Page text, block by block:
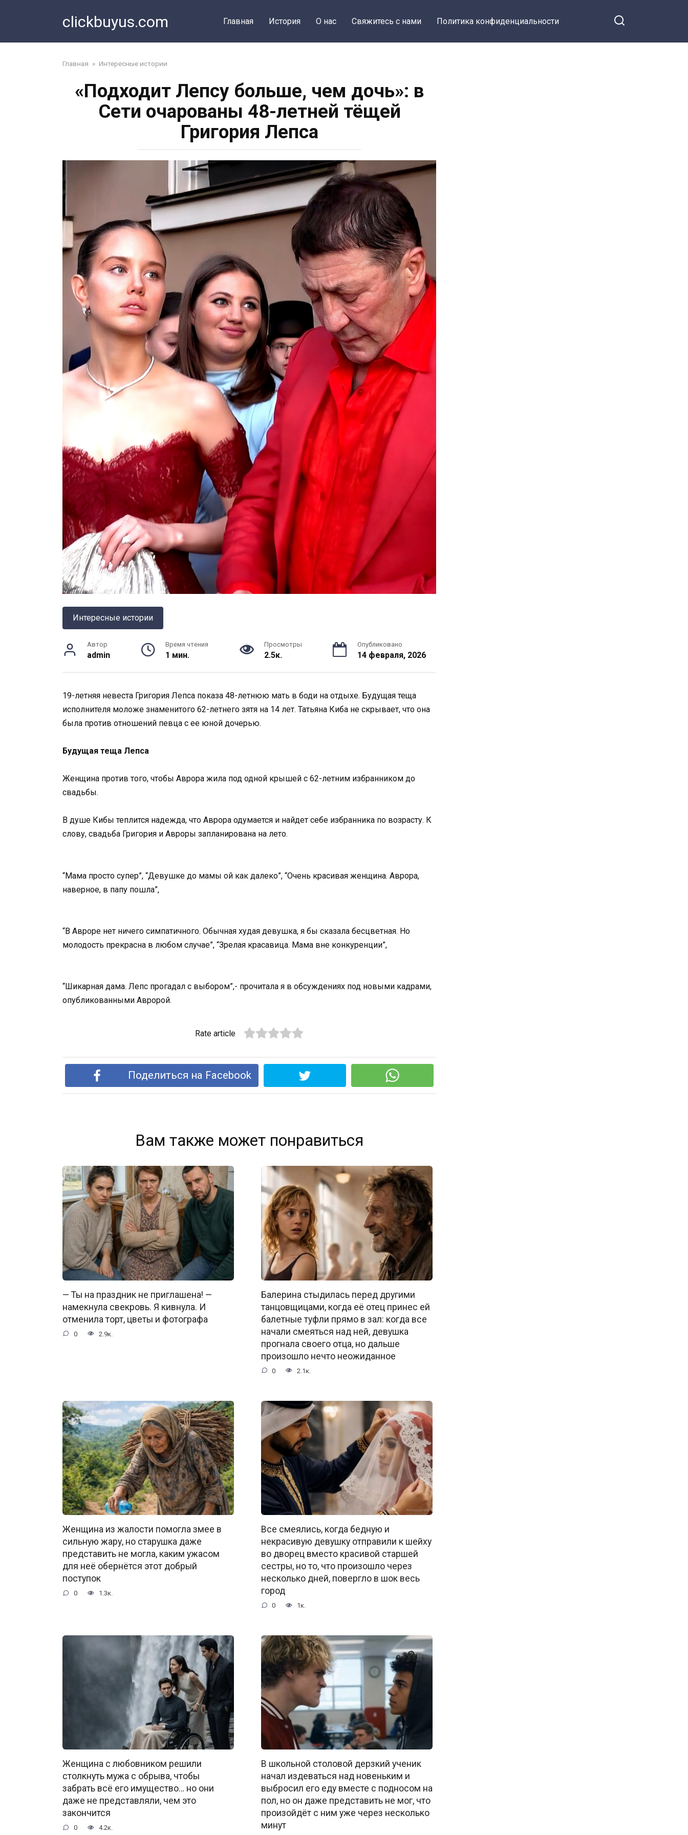
clickbuyus.com Главная История О нас Свяжитесь с нами Политика конфиденциальности
Главная » Интересные истории
«Подходит Лепсу больше, чем дочь»: в
Сети очарованы 48-летней тёщей
Григория Лепса
Интересные истории
Автор
admin
Время чтения
1 мин.
Просмотры
2.5к.
Опубликовано
14 февраля, 2026
19-летняя невеста Григория Лепса показа 48-летнюю мать в боди на отдыхе. Будущая теща
исполнителя моложе знаменитого 62-летнего зятя на 14 лет. Татьяна Киба не скрывает, что она
была против отношений певца с ее юной дочерью.
Будущая теща Лепса
Женщина против того, чтобы Аврора жила под одной крышей с 62-летним избранником до
свадьбы.
В душе Кибы теплится надежда, что Аврора одумается и найдет себе избранника по возрасту. К
слову, свадьба Григория и Авроры запланирована на лето.
“Мама просто супер”, “Девушке до мамы ой как далеко”, “Очень красивая женщина. Аврора,
наверное, в папу пошла”,
“В Авроре нет ничего симпатичного. Обычная худая девушка, я бы сказала бесцветная. Но
молодость прекрасна в любом случае”, “Зрелая красавица. Мама вне конкуренции”,
“Шикарная дама. Лепс прогадал с выбором”,- прочитала я в обсуждениях под новыми кадрами,
опубликованными Авророй.
Rate article
Поделиться на Facebook
Вам также может понравиться
— Ты на праздник не приглашена! —
намекнула свекровь. Я кивнула. И
отменила торт, цветы и фотографа
0 2.9к.
Балерина стыдилась перед другими
танцовщицами, когда её отец принес ей
балетные туфли прямо в зал: когда все
начали смеяться над ней, девушка
прогнала своего отца, но дальше
произошло нечто неожиданное
0 2.1к.
Женщина из жалости помогла змее в
сильную жару, но старушка даже
представить не могла, каким ужасом
для неё обернётся этот добрый
поступок
0 1.3к.
Все смеялись, когда бедную и
некрасивую девушку отправили к шейху
во дворец вместо красивой старшей
сестры, но то, что произошло через
несколько дней, повергло в шок весь
город
0 1к.
Женщина с любовником решили
столкнуть мужа с обрыва, чтобы
забрать всё его имущество… но они
даже не представляли, чем это
закончится
0 4.2к.
В школьной столовой дерзкий ученик
начал издеваться над новеньким и
выбросил его еду вместе с подносом на
пол, но он даже представить не мог, что
произойдёт с ним уже через несколько
минут